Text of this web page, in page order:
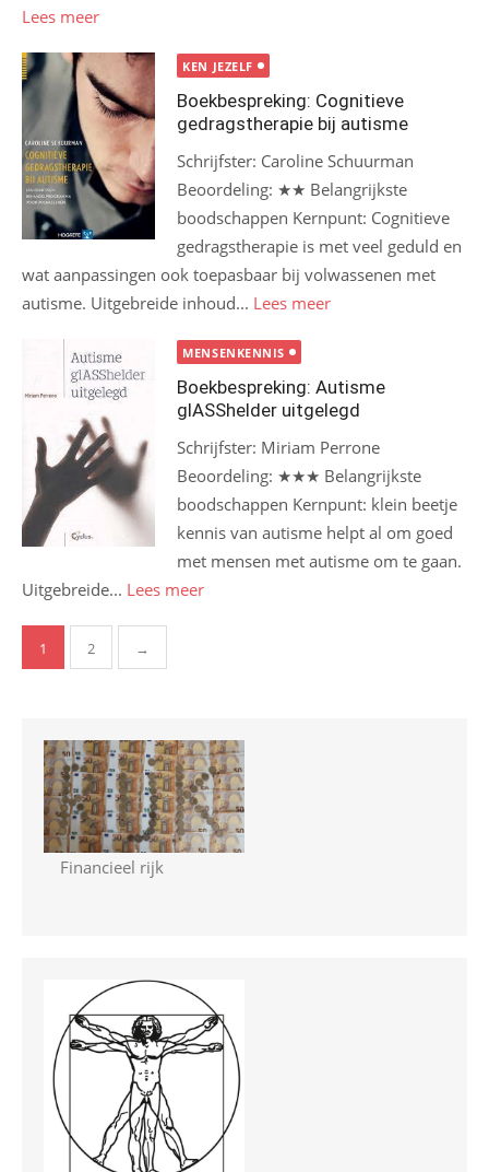
Lees meer
KEN JEZELF
Boekbespreking: Cognitieve
gedragstherapie bij autisme
Schrijfster: Caroline Schuurman
Beoordeling: ★★ Belangrijkste
boodschappen Kernpunt: Cognitieve
gedragstherapie is met veel geduld en
wat aanpassingen ook toepasbaar bij volwassenen met
autisme. Uitgebreide inhoud... Lees meer
MENSENKENNIS
Boekbespreking: Autisme
glASShelder uitgelegd
Schrijfster: Miriam Perrone
Beoordeling: ★★★ Belangrijkste
boodschappen Kernpunt: klein beetje
kennis van autisme helpt al om goed
met mensen met autisme om te gaan.
Uitgebreide... Lees meer
Berichten
paginering
1 2 →
Financieel rijk